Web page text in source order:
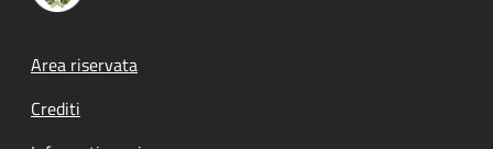
Footer menu
Area riservata
Crediti